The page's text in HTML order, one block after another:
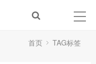
首页 TAG标签